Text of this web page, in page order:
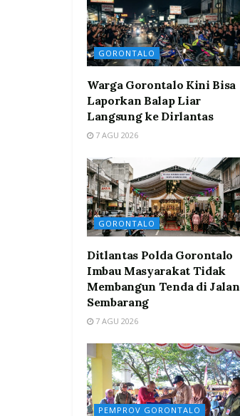
GORONTALO
Warga Gorontalo Kini Bisa
Laporkan Balap Liar
Langsung ke Dirlantas
7 AGU 2026
GORONTALO
Ditlantas Polda Gorontalo
Imbau Masyarakat Tidak
Membangun Tenda di Jalan
Sembarang
7 AGU 2026
PEMPROV GORONTALO